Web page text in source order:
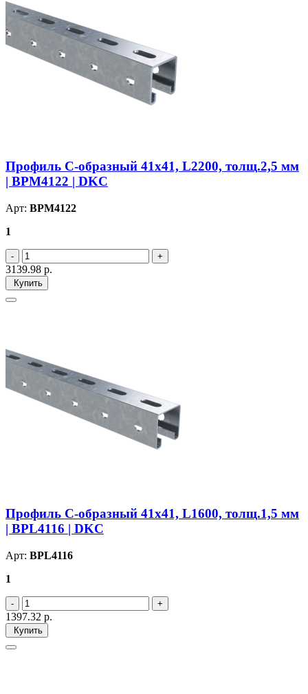
Профиль С-образный 41х41, L2200, толщ.2,5 мм
| BPM4122 | DKC
Арт: BPM4122
1
3139.98 р.
Купить
Профиль С-образный 41х41, L1600, толщ.1,5 мм
| BPL4116 | DKC
Арт: BPL4116
1
1397.32 р.
Купить